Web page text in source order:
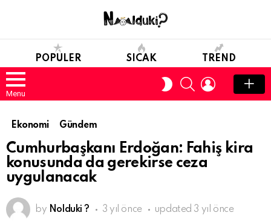
POPULER SICAK TREND
Menu
SWITCH
SKIN
SEARCHLOGIN
Ekonomi Gündem
Cumhurbaşkanı Erdoğan: Fahiş kira
konusunda da gerekirse ceza
uygulanacak
by Nolduki ? 3 yıl önce updated 3 yıl önce